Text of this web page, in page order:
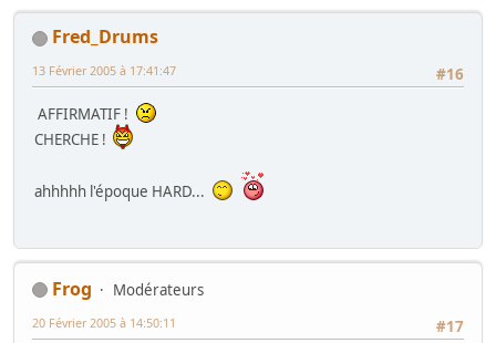
Fred_Drums
#16
13 Février 2005 à 17:41:47
AFFIRMATIF !
CHERCHE !
ahhhhh l'époque HARD...
Frog
Modérateurs
#17
20 Février 2005 à 14:50:11